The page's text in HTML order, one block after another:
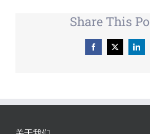
Share This
Facebook
X